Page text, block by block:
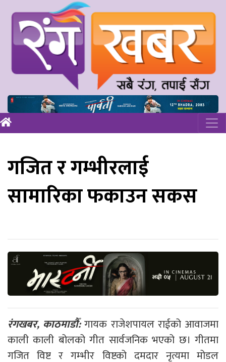
गजित र गम्भीरलाई
सामारिका फकाउन सकस
रंगखबर, काठमाडौँ: गायक राजेशपायल राईको आवाजमा
काली काली बोलको गीत सार्वजनिक भएको छ। गीतमा
गजित विष्ट र गम्भीर विष्टको दमदार नृत्यमा मोडल